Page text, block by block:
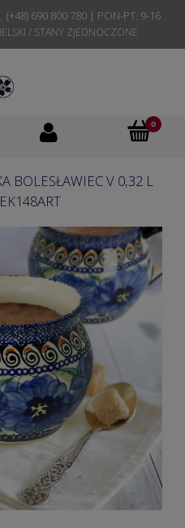
(+48) 690 800 780 | PON-PT. 9-16
BOLESŁAWIEC V 0,32 L